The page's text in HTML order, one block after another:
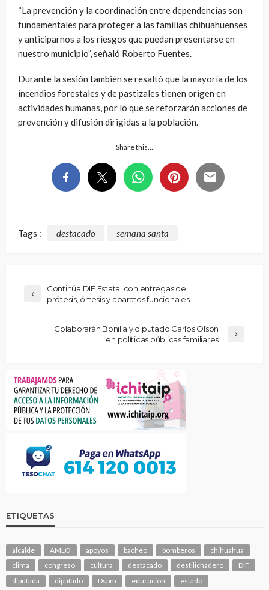
“La prevención y la coordinación entre dependencias son
fundamentales para proteger a las familias chihuahuenses
y anticiparnos a los riesgos que puedan presentarse en
nuestro municipio”, señaló Roberto Fuentes.
Durante la sesión también se resaltó que la mayoría de los
incendios forestales y de pastizales tienen origen en
actividades humanas, por lo que se reforzarán acciones de
prevención y difusión dirigidas a la población.
Share this…
Tags : destacado semana santa
Continúa DIF Estatal con entregas de
prótesis, órtesis y aparatos funcionales
Colaborarán Bonilla y diputado Carlos Olson
en políticas públicas familiares
ETIQUETAS
alcalde AMLO apoyos bacheo bomberos
chihuahua
clima
congreso cultura destacado destilichadero
DIF
diputada
diputado Dspm educacion
estado